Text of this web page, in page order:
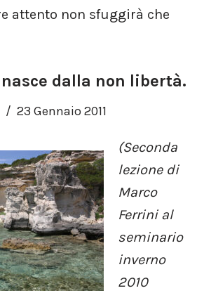
attento non sfuggirà che
dalla non libertà.
23 Gennaio 2011
(Seconda
lezione di
Marco
Ferrini al
seminario
inverno
2010